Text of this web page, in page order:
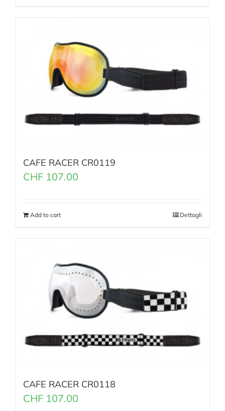
CAFE RACER CR0119
CHF 107.00
Add to cart Dettagli
CAFE RACER CR0118
CHF 107.00